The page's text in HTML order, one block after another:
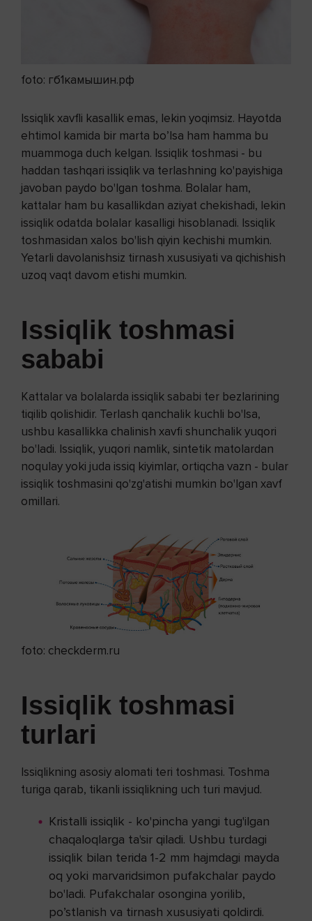
foto: гб1камышин.рф
Issiqlik xavfli kasallik emas, lekin yoqimsiz. Hayotda
ehtimol kamida bir marta bo’lsa ham hamma bu
muammoga duch kelgan. Issiqlik toshmasi - bu
haddan tashqari issiqlik va terlashning ko'payishiga
javoban paydo bo'lgan toshma. Bolalar ham,
kattalar ham bu kasallikdan aziyat chekishadi, lekin
issiqlik odatda bolalar kasalligi hisoblanadi. Issiqlik
toshmasidan xalos bo'lish qiyin kechishi mumkin.
Yetarli davolanishsiz tirnash xususiyati va qichishish
uzoq vaqt davom etishi mumkin.
Issiqlik toshmasi
sababi
Kattalar va bolalarda issiqlik sababi ter bezlarining
tiqilib qolishidir. Terlash qanchalik kuchli bo'lsa,
ushbu kasallikka chalinish xavfi shunchalik yuqori
bo'ladi. Issiqlik, yuqori namlik, sintetik matolardan
noqulay yoki juda issiq kiyimlar, ortiqcha vazn - bular
issiqlik toshmasini qo'zg'atishi mumkin bo'lgan xavf
omillari.
foto: checkderm.ru
Issiqlik toshmasi
turlari
Issiqlikning asosiy alomati teri toshmasi. Toshma
turiga qarab, tikanli issiqlikning uch turi mavjud.
Kristalli issiqlik - ko'pincha yangi tug'ilgan
chaqaloqlarga ta'sir qiladi. Ushbu turdagi
issiqlik bilan terida 1-2 mm hajmdagi mayda
oq yoki marvaridsimon pufakchalar paydo
bo'ladi. Pufakchalar osongina yorilib,
po’stlanish va tirnash xususiyati qoldirdi.